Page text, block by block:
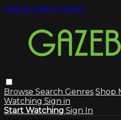
Skip to main content
Browse Search Genres Shop
Watching Sign in
Start Watching Sign In